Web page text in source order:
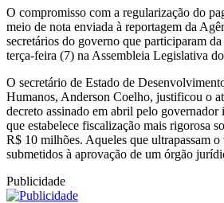
O compromisso com a regularização do
meio de nota enviada à reportagem da
secretários do governo que participaram
terça-feira (7) na Assembleia Legislativa
O secretário de Estado de
Humanos, Anderson Coelho, justificou o
decreto assinado em abril pelo
que estabelece fiscalização mais rigorosa
R$ 10 milhões. Aqueles que ultrapassam
submetidos à aprovação de um órgão
Publicidade